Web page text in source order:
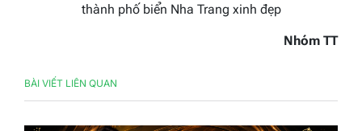
thành phố biển Nha Trang xinh đẹp
Nhóm TT
BÀI VIẾT LIÊN QUAN